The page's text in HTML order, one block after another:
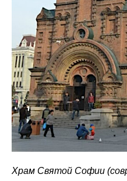
Храм Святой Софии